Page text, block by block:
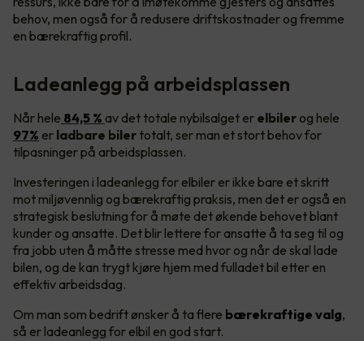
behov, men også for å redusere driftskostnader og fremme
en bærekraftig profil.
Ladeanlegg på arbeidsplassen
Når hele 84,5 % av det totale nybilsalget er elbiler og hele
97% er ladbare biler totalt, ser man et stort behov for
tilpasninger på arbeidsplassen.
Investeringen i ladeanlegg for elbiler er ikke bare et skritt
mot miljøvennlig og bærekraftig praksis, men det er også en
strategisk beslutning for å møte det økende behovet blant
kunder og ansatte. Det blir lettere for ansatte å ta seg til og
fra jobb uten å måtte stresse med hvor og når de skal lade
bilen, og de kan trygt kjøre hjem med fulladet bil etter en
effektiv arbeidsdag.
Om man som bedrift ønsker å ta flere bærekraftige valg,
så er ladeanlegg for elbil en god start.